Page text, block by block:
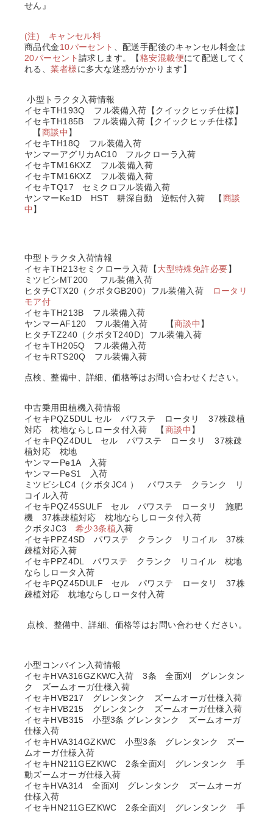
せん』
(注) キャンセル料
商品代金10パーセント
、配送手配後のキャンセル料金は
20パーセント請求します。【格安混載便にて配送してく
れる、業者様に多大な迷惑がかかります】
小型トラクタ入荷情報
イセキTH193Q フル装備入荷【クイックヒッチ仕様】
イセキTH185B フル装備入荷【クイックヒッチ仕様】
【商談中 】
イセキTH18Q フル装備入荷
ヤンマーアグリカAC10 フルクローラ入荷
イセキTM16KXZ フル装備入荷
イセキTM16KXZ フル装備入荷
イセキTQ17 セミクロフル装備入荷
ヤンマーKe1D HST 耕深自動 逆転付入荷 【商談
中 】
中型トラクタ入荷情報
イセキTH213セミクローラ入荷【大型特殊免許必要】
ミツビシMT200 フル装備入荷
ヒタチCTX20（クボタGB200）フル装備入荷 ロータリ
モア付
イセキTH213B フル装備入荷
ヤンマーAF120 フル装備入荷 【商談中 】
ヒタチTZ240（クボタT240D）フル装備入荷
イセキTH205Q フル装備入荷
イセキRTS20Q フル装備入荷
点検、整備中、詳細、価格等はお問い合わせください。
中古乗用田植機入荷情報
イセキPQZ5DUL セル パワステ ロータリ 37株疎植
対応 枕地ならしロータ付入荷 【商談中 】
イセキPQZ4DUL セル パワステ ロータリ 37株疎
植対応 枕地
ヤンマーPe1A 入荷
ヤンマーPeS1 入荷
ミツビシLC4（クボタJC4 ） パワステ クランク リ
コイル入荷
イセキPQZ45SULF セル パワステ ロータリ 施肥
機 37株疎植対応 枕地ならしロータ付入荷
クボタJC3 希少3条植 入荷
イセキPPZ4SD パワステ クランク リコイル 37株
疎植対応入荷
イセキPPZ4DL パワステ クランク リコイル 枕地
ならしロータ入荷
イセキPQZ45DULF セル パワステ ロータリ 37株
疎植対応 枕地ならしロータ付入荷
点検、整備中、詳細、価格等はお問い合わせください。
小型コンバイン入荷情報
イセキHVA316GZKWC入荷 3条 全面刈 グレンタン
ク ズームオーガ仕様入荷
イセキHVB217 グレンタンク ズームオーガ仕様入荷
イセキHVB215 グレンタンク ズームオーガ仕様入荷
イセキHVB315 小型3条 グレンタンク ズームオーガ
仕様入荷
イセキHVA314GZKWC 小型3条 グレンタンク ズー
ムオーガ仕様入荷
イセキHN211GEZKWC 2条全面刈 グレンタンク 手
動ズームオーガ仕様入荷
イセキHVA314 全面刈 グレンタンク ズームオーガ
仕様入荷
イセキHN211GEZKWC 2条全面刈 グレンタンク 手